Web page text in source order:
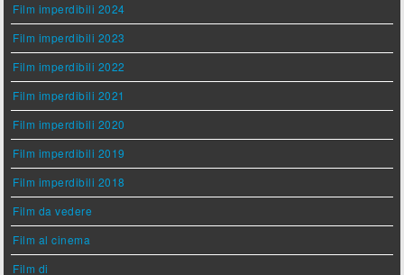
Film imperdibili 2024
Film imperdibili 2023
Film imperdibili 2022
Film imperdibili 2021
Film imperdibili 2020
Film imperdibili 2019
Film imperdibili 2018
Film da vedere
Film al cinema
Film di